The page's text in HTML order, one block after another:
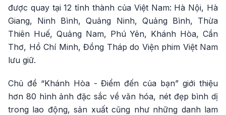
được quay tại 12 tỉnh thành của Việt Nam: Hà Nội, Hà
Giang, Ninh Bình, Quảng Ninh, Quảng Bình, Thừa
Thiên Huế, Quảng Nam, Phú Yên, Khánh Hòa, Cần
Thơ, Hồ Chí Minh, Đồng Tháp do Viện phim Việt Nam
lưu giữ.
Chủ đề “Khánh Hòa - Điểm đến của bạn” giới thiệu
hơn 80 hình ảnh đặc sắc về văn hóa, nét đẹp bình dị
trong lao động, sản xuất cũng như những danh lam